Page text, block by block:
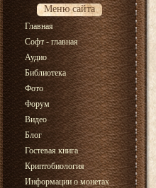
Меню сайта
Главная
Софт - главная
Аудио
Библиотека
Фото
Форум
Видео
Блог
Гостевая книга
Криптобиология
Информации о монетах